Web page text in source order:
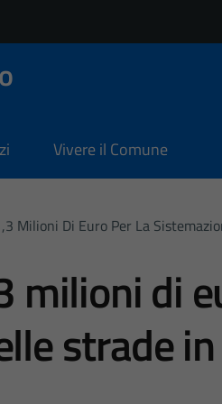
Vivere il Comune
Milioni Di Euro Per La
milioni di
strade